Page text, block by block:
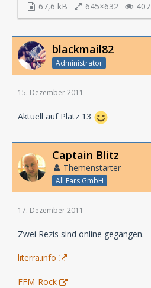
67,6 kB 645×632 407
blackmail82
Administrator
15. Dezember 2011
Aktuell auf Platz 13
Captain Blitz
Themenstarter
All Ears GmbH
17. Dezember 2011
Zwei Rezis sind online gegangen.
literra.info
FFM-Rock